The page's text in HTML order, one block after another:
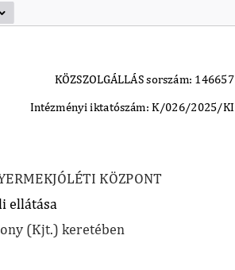
KÖZSZOLGÁLLÁS sorszám: 146657
Intézményi iktatószám: K/026/2025/KI
KÖZPONT
ellátása
(Kjt.) keretében